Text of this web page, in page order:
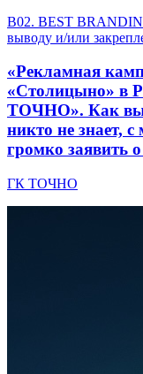
B02. BEST
выводу и/или
«Рекламная
«Столицыно» в
ТОЧНО». Как
никто не знает,
громко заявить
ГК ТОЧНО